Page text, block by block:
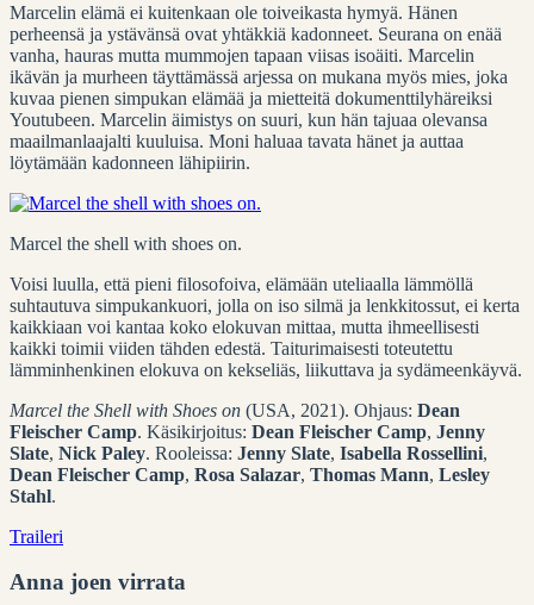
Marcelin elämä ei kuitenkaan ole toiveikasta hymyä. Hänen
perheensä ja ystävänsä ovat yhtäkkiä kadonneet. Seurana on enää
vanha, hauras mutta mummojen tapaan viisas isoäiti. Marcelin
ikävän ja murheen täyttämässä arjessa on mukana myös mies, joka
kuvaa pienen simpukan elämää ja mietteitä dokumenttilyhäreiksi
Youtubeen. Marcelin äimistys on suuri, kun hän tajuaa olevansa
maailmanlaajalti kuuluisa. Moni haluaa tavata hänet ja auttaa
löytämään kadonneen lähipiirin.
Marcel the shell with shoes on.
Voisi luulla, että pieni filosofoiva, elämään uteliaalla lämmöllä
suhtautuva simpukankuori, jolla on iso silmä ja lenkkitossut, ei kerta
kaikkiaan voi kantaa koko elokuvan mittaa, mutta ihmeellisesti
kaikki toimii viiden tähden edestä. Taiturimaisesti toteutettu
lämminhenkinen elokuva on kekseliäs, liikuttava ja sydämeenkäyvä.
Marcel the Shell with Shoes on (USA, 2021). Ohjaus: Dean
Fleischer Camp. Käsikirjoitus: Dean Fleischer Camp, Jenny
Slate, Nick Paley. Rooleissa: Jenny Slate, Isabella Rossellini,
Dean Fleischer Camp, Rosa Salazar, Thomas Mann, Lesley
Stahl.
Traileri
Anna joen virrata